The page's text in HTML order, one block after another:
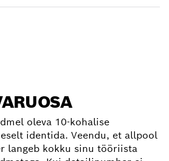
oleva 10-kohalise
identida. Veendu, et allpool
langeb kokku sinu tööriista